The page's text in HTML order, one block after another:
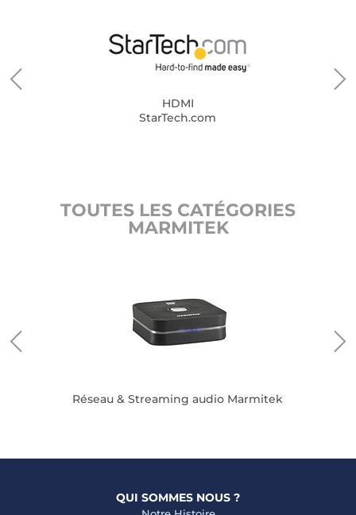
HDMI
StarTech.com
TOUTES LES CATÉGORIES
MARMITEK
Réseau & Streaming audio Marmitek
QUI SOMMES NOUS ?